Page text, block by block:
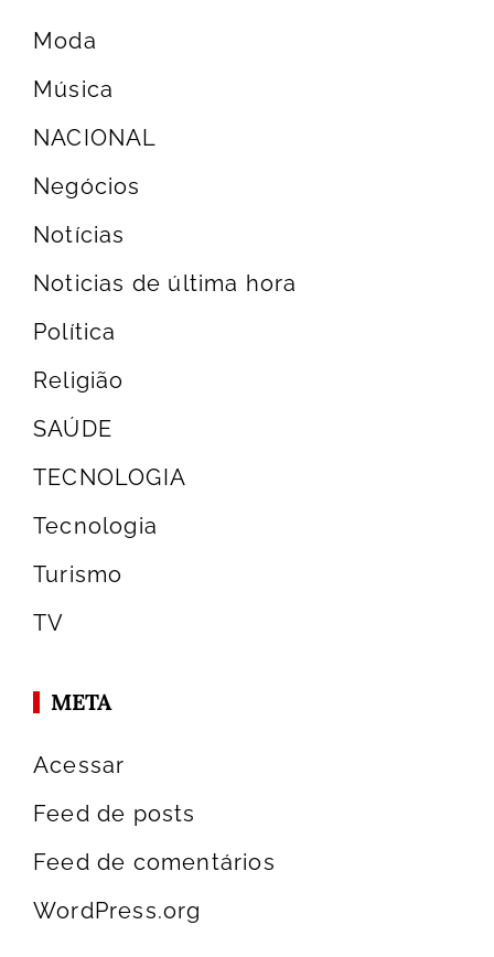
Moda
Música
NACIONAL
Negócios
Notícias
Noticias de última hora
Política
Religião
SAÚDE
TECNOLOGIA
Tecnologia
Turismo
TV
META
Acessar
Feed de posts
Feed de comentários
WordPress.org